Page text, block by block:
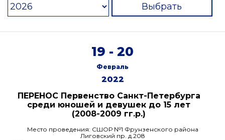
Выбрать
19 - 20
Февраль
2022
ПЕРЕНОС Первенство Санкт-Петербурга
среди юношей и девушек до 15 лет
(2008-2009 гг.р.)
Место проведения: СШОР №1 Фрунзенского района
Лиговский пр. д.208